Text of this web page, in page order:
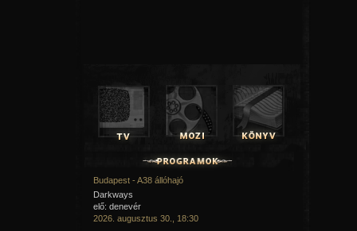
Budapest - A38 állóhajó
Darkways
elő: denevér
2026. augusztus 30., 18:30